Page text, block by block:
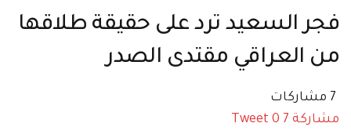
فجر السعيد ترد على حقيقة طلاقها
من العراقي مقتدى الصدر
مشاركة 7
Tweet 0